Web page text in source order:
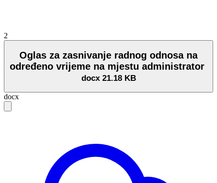
2
Oglas za zasnivanje radnog odnosa na
određeno vrijeme na mjestu administrator
docx 21.18 KB
docx